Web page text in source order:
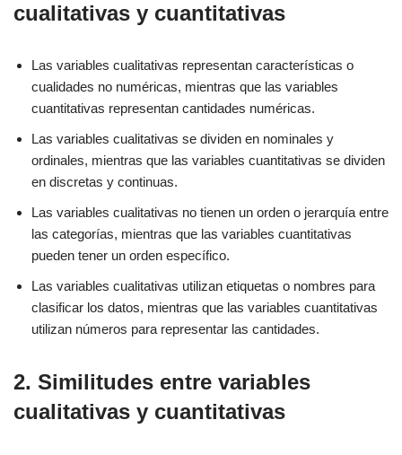
cualitativas y cuantitativas
Las variables cualitativas representan características o
cualidades no numéricas, mientras que las variables
cuantitativas representan cantidades numéricas.
Las variables cualitativas se dividen en nominales y
ordinales, mientras que las variables cuantitativas se dividen
en discretas y continuas.
Las variables cualitativas no tienen un orden o jerarquía entre
las categorías, mientras que las variables cuantitativas
pueden tener un orden específico.
Las variables cualitativas utilizan etiquetas o nombres para
clasificar los datos, mientras que las variables cuantitativas
utilizan números para representar las cantidades.
2. Similitudes entre variables
cualitativas y cuantitativas